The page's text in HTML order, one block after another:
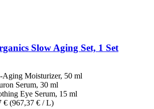
Slow Aging Set, 1 Set
Aging Moisturizer, 50 ml
Serum, 30 ml
Eye Serum, 15 ml
€ (967,37 € / L)